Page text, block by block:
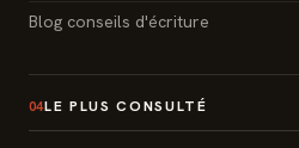
Blog conseils d'écriture
04LE PLUS CONSULTÉ